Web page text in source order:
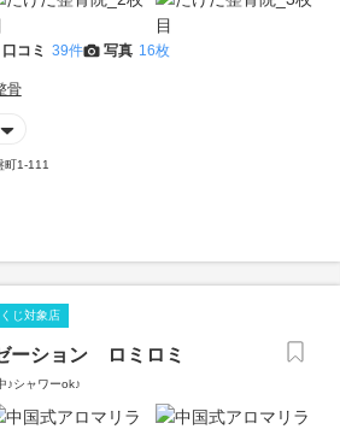
口コミ 39件 写真 16枚
骨
町1-111
じ対象店
ーション ロミロミ
♪シャワーok♪